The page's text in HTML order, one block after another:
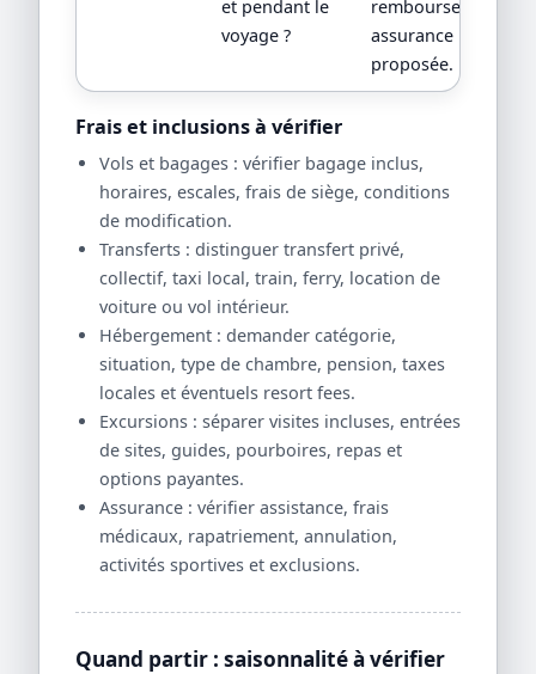
et pendant le
voyage ?
remboursement,
assurance
proposée.
Frais et inclusions à vérifier
Vols et bagages : vérifier bagage inclus,
horaires, escales, frais de siège, conditions
de modification.
Transferts : distinguer transfert privé,
collectif, taxi local, train, ferry, location de
voiture ou vol intérieur.
Hébergement : demander catégorie,
situation, type de chambre, pension, taxes
locales et éventuels resort fees.
Excursions : séparer visites incluses, entrées
de sites, guides, pourboires, repas et
options payantes.
Assurance : vérifier assistance, frais
médicaux, rapatriement, annulation,
activités sportives et exclusions.
Quand partir : saisonnalité à vérifier